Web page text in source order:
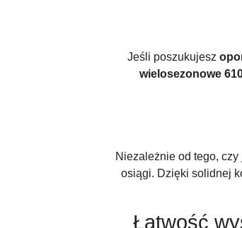
Jeśli poszukujesz
wielosezonowe
Niezależnie od tego,
osiągi. Dzięki solidnej
Łatwość